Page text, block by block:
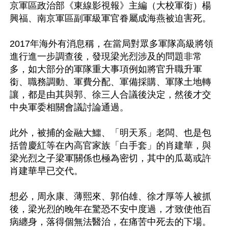
京軍區政治部《東線影視報》主編（大校軍銜）楊
興福、南京軍區副軍級軍官眷屬成海燕被迫害死。
2017年海外有消息稱，在當局對眾多軍隊高級將領
進行進一步調查後，發現梁光烈涉及的問題非常
多，如大部分的軍隊重大事項例如將官升職升軍
銜、職務調動、軍費分配、軍備採購、軍隊土地轉
讓，都是由其與郭、徐三人合議後決定，然後才交
中央軍委相關會議討論通過。
此外，被捕的金融大鱷、「明天系」老闆、也是包
括曾慶紅等在內高官家族「白手套」的肖建華，與
梁光烈之子梁軍關係也極為密切，其中的瓜葛或許
肖建華早已交代。
想必，周永康、薄熙來、郭伯雄、徐才厚等人被抓
後，梁光烈的晚年在驚恐不安中度過，才致使他百
病纏身，落得個無法醫治，在痛苦中死去的下場。